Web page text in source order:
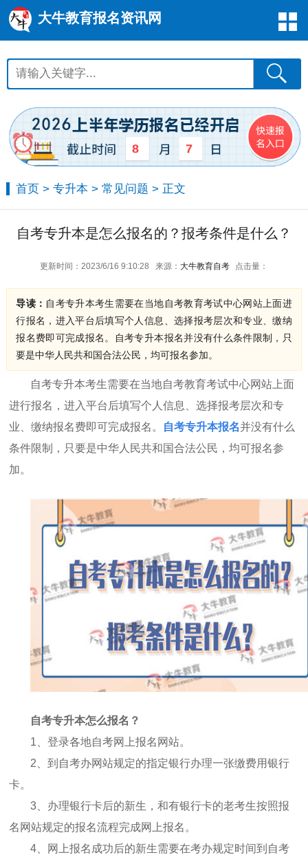
大牛教育报名资讯网
8 7
首页 >专升本 >常见问题 > 正文
自考专升本是怎么报名的？报考条件是什么？
更新时间：2023/6/16 9:10:28 来源： 大牛教育自考 点击量：
导读： 自考专升本考生需要在当地自考教育考试中心网站上面进
行报名，进入平台后填写个人信息、选择报考层次和专业、缴纳
报名费即可完成报名。自考专升本报名并没有什么条件限制，只
要是中华人民共和国合法公民，均可报名参加。
自考专升本考生需要在当地自考教育考试中心网站上面
进行报名，进入平台后填写个人信息、选择报考层次和专
业、缴纳报名费即可完成报名。
自考专升本报名并没有什么
条件限制，只要是中华人民共和国合法公民，均可报名参
加。
自考专升本怎么报名？
1 、登录各地自考网上报名网站。
2 、到自考办网站规定的指定银行办理一张缴费用银行
卡。
3 、办理银行卡后的新生，和有银行卡的老考生按照报
名网站规定的报名流程完成网上报名。
4 、网上报名成功后的新生需要在考办规定时间到自考